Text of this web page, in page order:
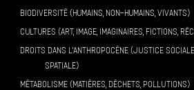
BIODIVERSITÉ (HUMAINS, NON-HUMAINS, VIVANTS)
CULTURES (ART, IMAGE, IMAGINAIRES, FICTIONS,
DROITS DANS L’ANTHROPOCÈNE (JUSTICE
SPATIALE)
MÉTABOLISME (MATIÈRES, DÉCHETS, POLLUTIONS)